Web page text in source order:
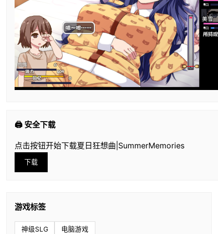
🖨️ 安全下载
点击按钮开始下载夏日狂想曲|SummerMemories
下载
游戏标签
神级SLG 电脑游戏